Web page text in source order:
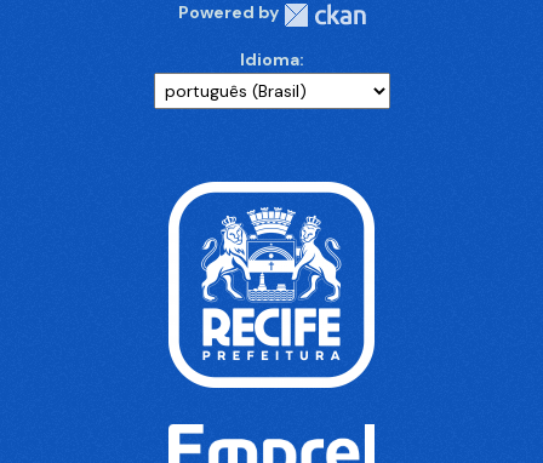
Powered by
Idioma